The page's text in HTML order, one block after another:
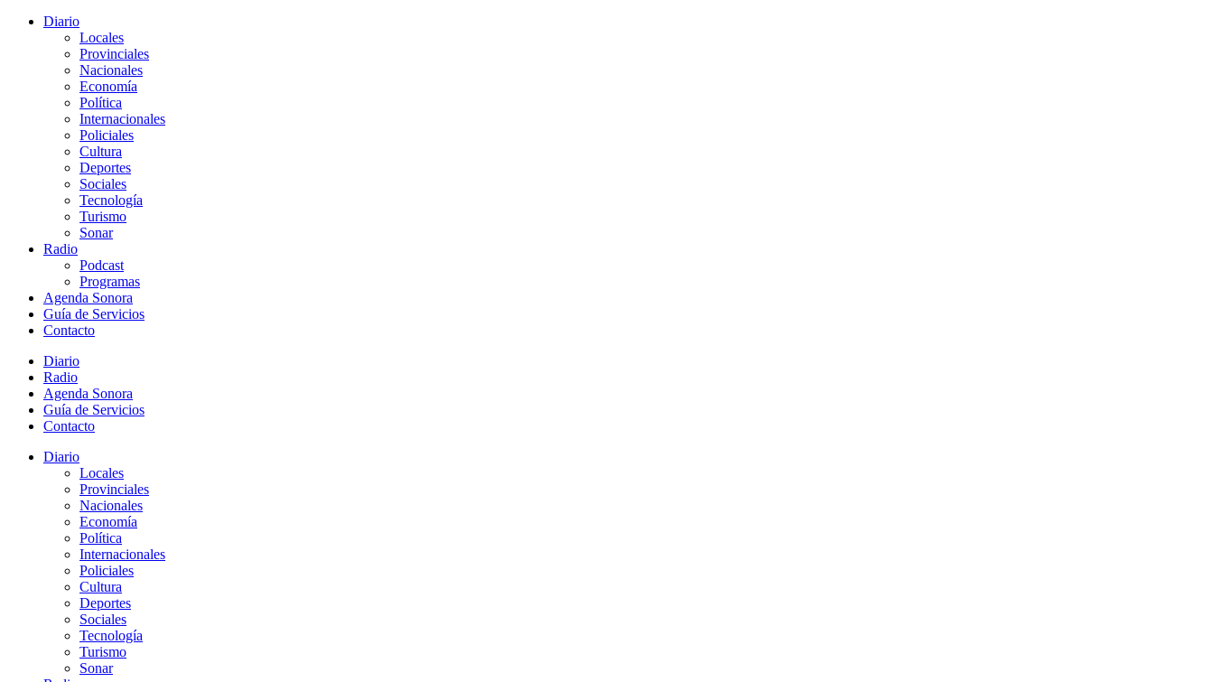
Diario
Locales
Provinciales
Nacionales
Economía
Política
Internacionales
Policiales
Cultura
Deportes
Sociales
Tecnología
Turismo
Sonar
Radio
Podcast
Programas
Agenda Sonora
Guía de Servicios
Contacto
Diario
Radio
Agenda Sonora
Guía de Servicios
Contacto
Diario
Locales
Provinciales
Nacionales
Economía
Política
Internacionales
Policiales
Cultura
Deportes
Sociales
Tecnología
Turismo
Sonar